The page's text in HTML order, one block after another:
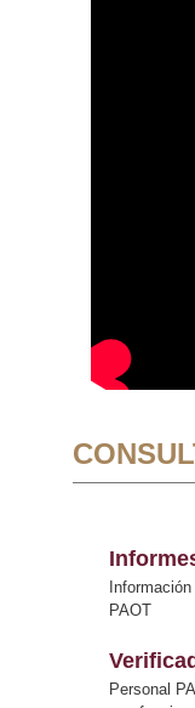
PAOT
Personal